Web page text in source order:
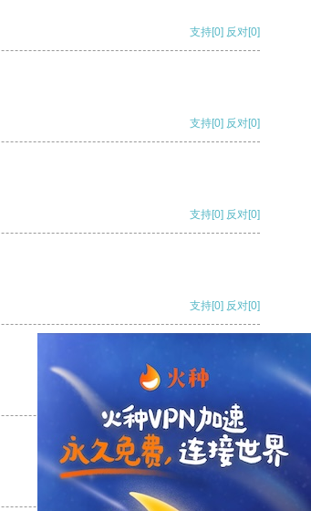
支持[0] 反对[0]
支持[0] 反对[0]
支持[0] 反对[0]
支持[0] 反对[0]
反对